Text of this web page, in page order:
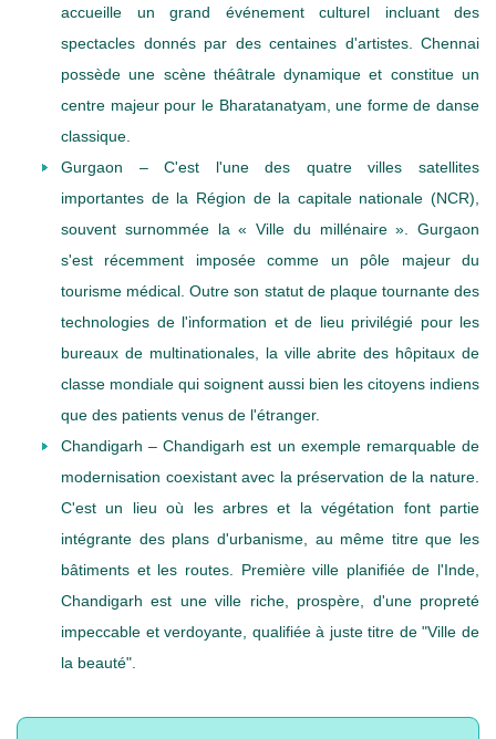
accueille un grand événement culturel incluant des
spectacles donnés par des centaines d'artistes. Chennai
possède une scène théâtrale dynamique et constitue un
centre majeur pour le Bharatanatyam, une forme de danse
classique.
Gurgaon – C'est l'une des quatre villes satellites
importantes de la Région de la capitale nationale (NCR),
souvent surnommée la « Ville du millénaire ». Gurgaon
s'est récemment imposée comme un pôle majeur du
tourisme médical. Outre son statut de plaque tournante des
technologies de l'information et de lieu privilégié pour les
bureaux de multinationales, la ville abrite des hôpitaux de
classe mondiale qui soignent aussi bien les citoyens indiens
que des patients venus de l'étranger.
Chandigarh – Chandigarh est un exemple remarquable de
modernisation coexistant avec la préservation de la nature.
C'est un lieu où les arbres et la végétation font partie
intégrante des plans d'urbanisme, au même titre que les
bâtiments et les routes. Première ville planifiée de l'Inde,
Chandigarh est une ville riche, prospère, d'une propreté
impeccable et verdoyante, qualifiée à juste titre de "Ville de
la beauté".